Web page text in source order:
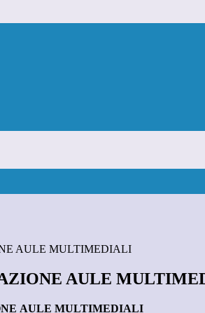
AULE MULTIMEDIALI
AULE
AULE MULTIMEDIALI